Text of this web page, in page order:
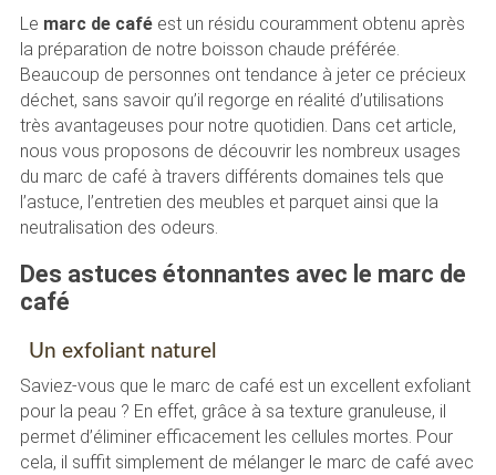
Le marc de caféest un résidu couramment obtenu après
la préparation de notre boisson chaude préférée.
Beaucoup de personnes ont tendance à jeter ce précieux
déchet, sans savoir qu’il regorge en réalité d’utilisations
très avantageuses pour notre quotidien. Dans cet article,
nous vous proposons de découvrir les nombreux usages
du marc de café à travers différents domaines tels que
l’astuce, l’entretien des meubles et parquet ainsi que la
neutralisation des odeurs.
Des astuces étonnantes avec le marc de
café
Un exfoliant naturel
Saviez-vous que le marc de café est un excellent exfoliant
pour la peau ? En effet, grâce à sa texture granuleuse, il
permet d’éliminer efficacement les cellules mortes. Pour
cela, il suffit simplement de mélanger le marc de café avec